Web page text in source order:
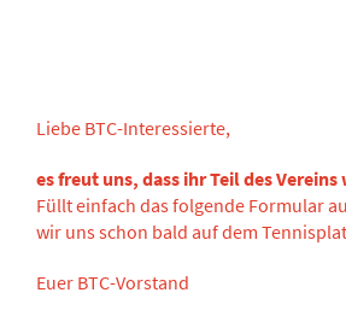
Liebe BTC-Interessierte,
es freut uns, dass ihr Teil des
Füllt einfach das folgende Formular
wir uns schon bald auf dem
Euer BTC-Vorstand